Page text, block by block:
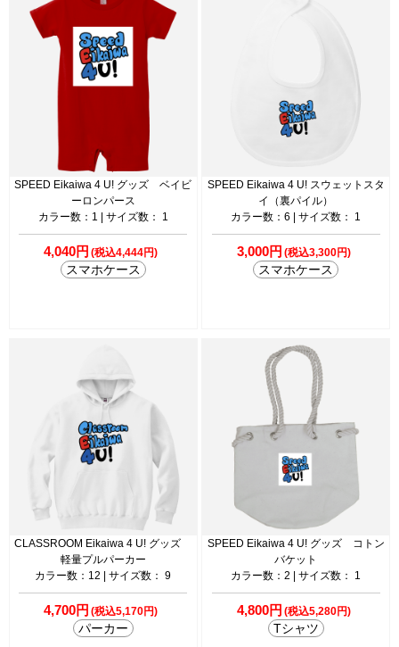
SPEED Eikaiwa 4 U! グッズ ベイビ
ーロンパース
カラー数：1 | サイズ数： 1
4,040円 (税込4,444円)
スマホケース
SPEED Eikaiwa 4 U! スウェットスタ
イ（裏パイル）
カラー数：6 | サイズ数： 1
3,000円 (税込3,300円)
スマホケース
CLASSROOM Eikaiwa 4 U! グッズ
軽量プルパーカー
カラー数：12 | サイズ数： 9
4,700円 (税込5,170円)
パーカー
SPEED Eikaiwa 4 U! グッズ コトン
バケット
カラー数：2 | サイズ数： 1
4,800円 (税込5,280円)
Tシャツ